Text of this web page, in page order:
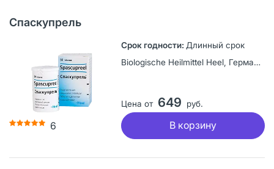
Спаскупрель
6
Длинный срок
Biologische Heilmittel Heel, Германия
Цена от 649 руб.
В корзину